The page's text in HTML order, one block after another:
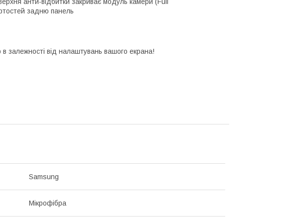
задню панель
в залежності від налаштувань вашого екрана!
Samsung
Мікрофібра